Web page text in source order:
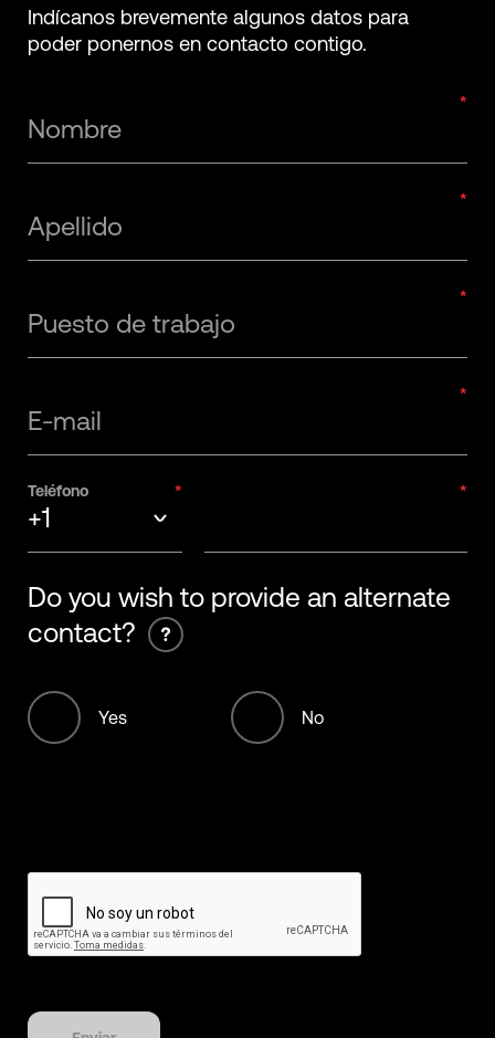
Indícanos brevemente algunos datos para
poder ponernos en contacto contigo.
Nombre
Apellido
Puesto de trabajo
E-mail
Teléfono
+1
+93
+355
+213
+376
+54
+374
+297
Do you wish to provide an alternate
contact?
Yes No